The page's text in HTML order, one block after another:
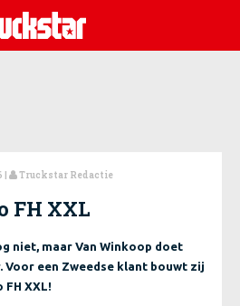
| Truckstar Redactie
FH XXL
niet, maar Van Winkoop doet
een Zweedse klant bouwt zij
FH XXL!